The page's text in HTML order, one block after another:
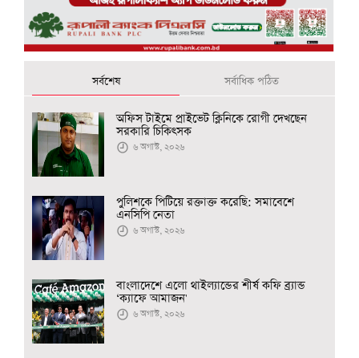
সর্বশেষ সর্বাধিক পঠিত
অফিস টাইমে প্রাইভেট ক্লিনিকে রোগী দেখছেন
সরকারি চিকিৎসক
৬ অগাস্ট, ২০২৬
পুলিশকে পিটিয়ে রক্তাক্ত করেছি: সমাবেশে
এনসিপি নেতা
৬ অগাস্ট, ২০২৬
বাংলাদেশে এলো থাইল্যান্ডের শীর্ষ কফি ব্র্যান্ড
‘ক্যাফে আমাজন'
৬ অগাস্ট, ২০২৬